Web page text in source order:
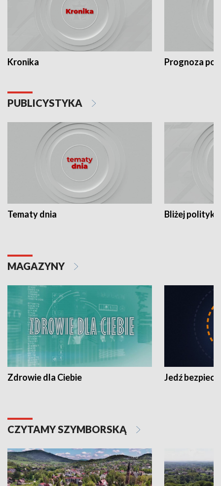
Kronika Prognoza
PUBLICYSTYKA
Tematy dnia Bliżej polityki
MAGAZYNY
Zdrowie dla Ciebie Jedź
CZYTAMY SZYMBORSKĄ